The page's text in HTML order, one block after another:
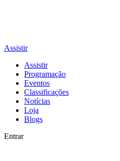
Assistir
Assistir
Programação
Eventos
Classificações
Notícias
Loja
Blogs
Entrar